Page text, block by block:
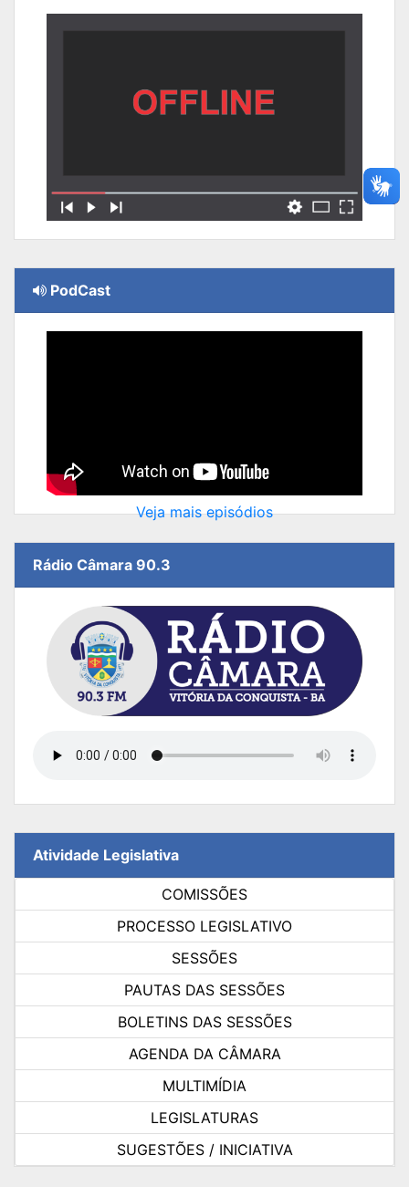
PodCast
Veja mais episódios
Rádio Câmara 90.3
Atividade Legislativa
COMISSÕES
PROCESSO LEGISLATIVO
SESSÕES
PAUTAS DAS SESSÕES
BOLETINS DAS SESSÕES
AGENDA DA CÂMARA
MULTIMÍDIA
LEGISLATURAS
SUGESTÕES / INICIATIVA